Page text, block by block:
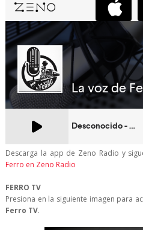
Descarga la app de Zeno Radio y
Ferro en Zeno Radio
FERRO TV
Presiona en la siguiente imagen para
Ferro TV.